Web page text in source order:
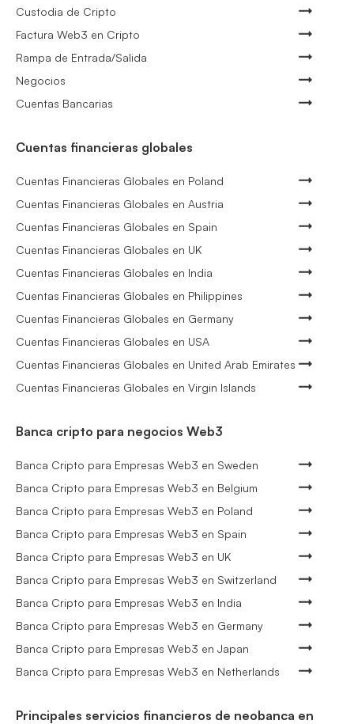
Custodia de Cripto
Factura Web3 en Cripto
Rampa de Entrada/Salida
Negocios
Cuentas Bancarias
Cuentas financieras globales
Cuentas Financieras Globales en Poland
Cuentas Financieras Globales en Austria
Cuentas Financieras Globales en Spain
Cuentas Financieras Globales en UK
Cuentas Financieras Globales en India
Cuentas Financieras Globales en Philippines
Cuentas Financieras Globales en Germany
Cuentas Financieras Globales en USA
Cuentas Financieras Globales en United Arab Emirates
Cuentas Financieras Globales en Virgin Islands
Banca cripto para negocios Web3
Banca Cripto para Empresas Web3 en Sweden
Banca Cripto para Empresas Web3 en Belgium
Banca Cripto para Empresas Web3 en Poland
Banca Cripto para Empresas Web3 en Spain
Banca Cripto para Empresas Web3 en UK
Banca Cripto para Empresas Web3 en Switzerland
Banca Cripto para Empresas Web3 en India
Banca Cripto para Empresas Web3 en Germany
Banca Cripto para Empresas Web3 en Japan
Banca Cripto para Empresas Web3 en Netherlands
Principales servicios financieros de neobanca en